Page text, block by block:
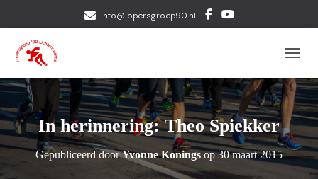
info@lopersgroep90.nl
In herinnering: Theo Spiekker
Gepubliceerd doorYvonne Koningsop30 maart 2015